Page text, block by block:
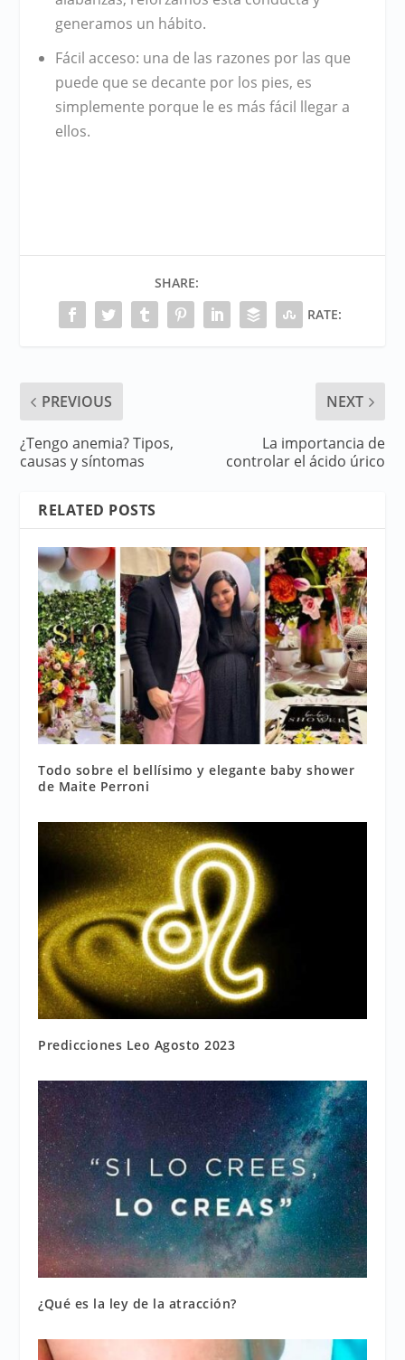
generamos un hábito.
Fácil acceso: una de las razones por las que
puede que se decante por los pies, es
simplemente porque le es más fácil llegar a
ellos.
SHARE:
RATE:
PREVIOUS
¿Tengo anemia? Tipos,
causas y síntomas
NEXT
La importancia de
controlar el ácido úrico
RELATED POSTS
Todo sobre el bellísimo y elegante baby shower
de Maite Perroni
Predicciones Leo Agosto 2023
¿Qué es la ley de la atracción?